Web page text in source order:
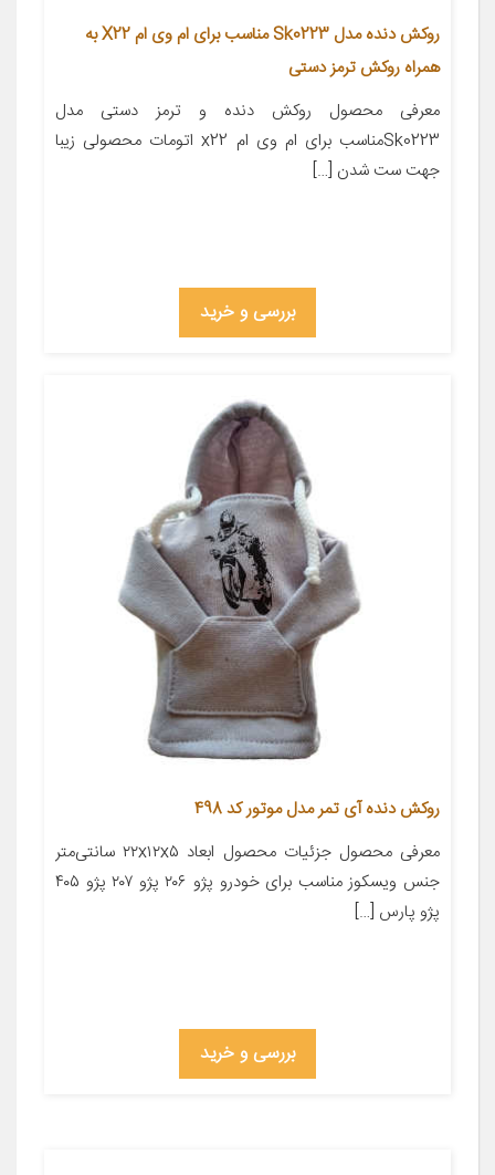
روکش دنده مدل Sk0223 مناسب برای ام وی ام X22 به
همراه روکش ترمز دستی
معرفی محصول روکش دنده و ترمز دستی مدل
Sk0223مناسب برای ام وی ام x22 اتومات محصولی زیبا
جهت ست شدن […]
بررسی و خرید
روکش دنده آی تمر مدل موتور کد 498
معرفی محصول جزئیات محصول ابعاد ۲۲x۱۲x۵ سانتی‌متر
جنس ویسکوز مناسب برای خودرو پژو ۲۰۶ پژو ۲۰۷ پژو ۴۰۵
پژو پارس […]
بررسی و خرید